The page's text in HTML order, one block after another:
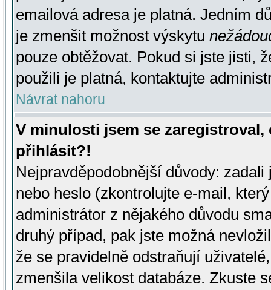
emailová adresa je platná. Jedním
je zmenšit možnost výskytu
pouze obtěžovat. Pokud si jste jisti,
použili je platná, kontaktujte
Návrat nahoru
V minulosti jsem se
přihlásit?!
Nejpravděpodobnější důvody:
nebo heslo (zkontrolujte e-mail,
administrátor z nějakého důvodu
druhý případ, pak jste možná
že se pravidelně odstraňují
zmenšila velikost databáze. Zkuste